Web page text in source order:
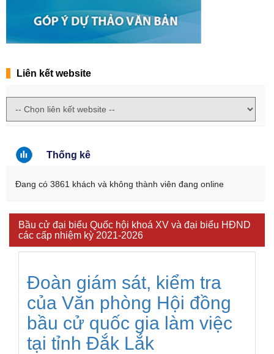
Liên kết website
Thống kê
Đang có 3861 khách và không thành viên đang online
Bầu cử đại biểu Quốc hội khoá XV và đại biểu HĐND
các cấp nhiệm kỳ 2021-2026
Đoàn giám sát, kiểm tra
của Văn phòng Hội đồng
bầu cử quốc gia làm việc
tại tỉnh Đắk Lắk